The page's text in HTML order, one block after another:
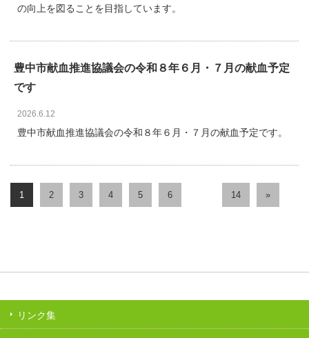
の向上を図ることを目指しています。
豊中市献血推進協議会の令和８年６月・７月の献血予定
です
2026.6.12
豊中市献血推進協議会の令和８年６月・７月の献血予定です。
1 2 3 4 5 6 14 »
リンク集